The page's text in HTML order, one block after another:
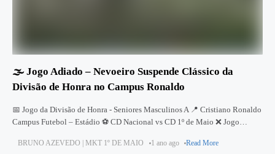
🌫️ Jogo Adiado – Nevoeiro Suspende Clássico da
Divisão de Honra no Campus Ronaldo
📅 Jogo da Divisão de Honra - Seniores Masculinos A 📍 Cristiano Ronaldo
Campus Futebol – Estádio ⚽ CD Nacional vs CD 1º de Maio ❌ Jogo
BRUNO AZEVEDO | MKT 1º DE MAIO 1 ano ago Read More